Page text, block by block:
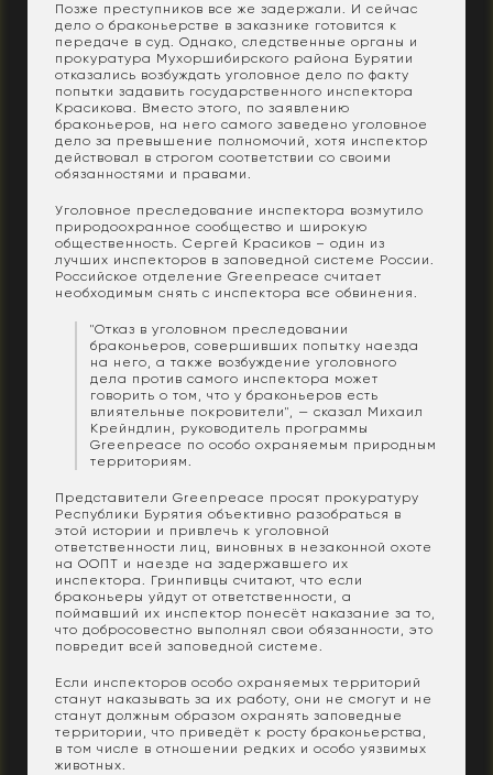
Позже преступников все же задержали. И сейчас
дело о браконьерстве в заказнике готовится к
передаче в суд. Однако, следственные органы и
прокуратура Мухоршибирского района Бурятии
отказались возбуждать уголовное дело по факту
попытки задавить государственного инспектора
Красикова. Вместо этого, по заявлению
браконьеров, на него самого заведено уголовное
дело за превышение полномочий, хотя инспектор
действовал в строгом соответствии со своими
обязанностями и правами.
Уголовное преследование инспектора возмутило
природоохранное сообщество и широкую
общественность. Сергей Красиков – один из
лучших инспекторов в заповедной системе России.
Российское отделение Greenpeace считает
необходимым снять с инспектора все обвинения.
"Отказ в уголовном преследовании
браконьеров, совершивших попытку наезда
на него, а также возбуждение уголовного
дела против самого инспектора может
говорить о том, что у браконьеров есть
влиятельные покровители", — сказал Михаил
Крейндлин, руководитель программы
Greenpeace по особо охраняемым природным
территориям.
Представители Greenpeace просят прокуратуру
Республики Бурятия объективно разобраться в
этой истории и привлечь к уголовной
ответственности лиц, виновных в незаконной охоте
на ООПТ и наезде на задержавшего их
инспектора. Гринпивцы считают, что если
браконьеры уйдут от ответственности, а
поймавший их инспектор понесёт наказание за то,
что добросовестно выполнял свои обязанности, это
повредит всей заповедной системе.
Если инспекторов особо охраняемых территорий
станут наказывать за их работу, они не смогут и не
станут должным образом охранять заповедные
территории, что приведёт к росту браконьерства,
в том числе в отношении редких и особо уязвимых
животных.